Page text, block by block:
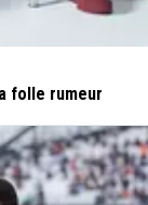
folle rumeur